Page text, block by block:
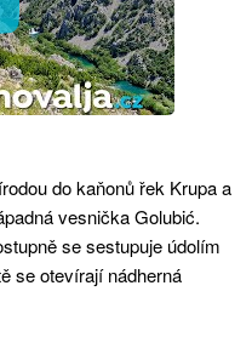
do kaňonů řek Krupa a
vesnička Golubić.
se sestupuje údolím
se otevírají nádherná